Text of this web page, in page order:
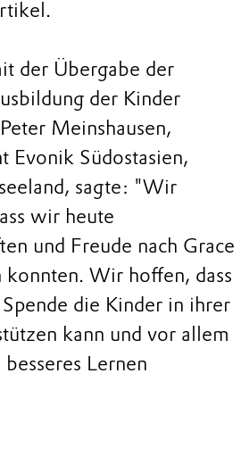
der Übergabe der
der Kinder
Meinshausen,
Evonik Südostasien,
sagte: "Wir
wir heute
und Freude nach Grace
Wir hoffen, dass
die Kinder in ihrer
kann und vor allem
Lernen